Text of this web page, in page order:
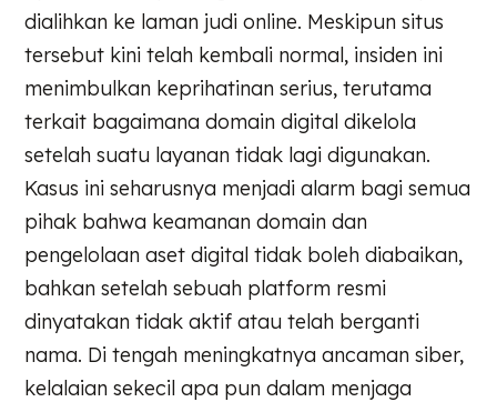
dialihkan ke laman judi online. Meskipun situs
tersebut kini telah kembali normal, insiden ini
menimbulkan keprihatinan serius, terutama
terkait bagaimana domain digital dikelola
setelah suatu layanan tidak lagi digunakan.
Kasus ini seharusnya menjadi alarm bagi semua
pihak bahwa keamanan domain dan
pengelolaan aset digital tidak boleh diabaikan,
bahkan setelah sebuah platform resmi
dinyatakan tidak aktif atau telah berganti
nama. Di tengah meningkatnya ancaman siber,
kelalaian sekecil apa pun dalam menjaga